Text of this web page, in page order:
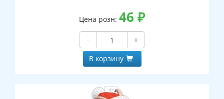
Цена розн: 46 ₽
−
+
В корзину